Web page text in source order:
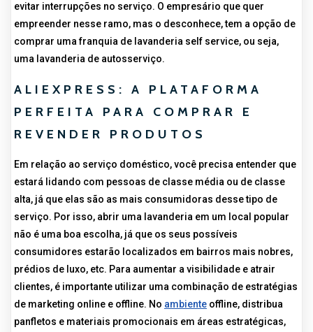
evitar interrupções no serviço. O empresário que quer
empreender nesse ramo, mas o desconhece, tem a opção de
comprar uma franquia de lavanderia self service, ou seja,
uma lavanderia de autosserviço.
ALIEXPRESS: A PLATAFORMA
PERFEITA PARA COMPRAR E
REVENDER PRODUTOS
Em relação ao serviço doméstico, você precisa entender que
estará lidando com pessoas de classe média ou de classe
alta, já que elas são as mais consumidoras desse tipo de
serviço. Por isso, abrir uma lavanderia em um local popular
não é uma boa escolha, já que os seus possíveis
consumidores estarão localizados em bairros mais nobres,
prédios de luxo, etc. Para aumentar a visibilidade e atrair
clientes, é importante utilizar uma combinação de estratégias
de marketing online e offline. No ambiente offline, distribua
panfletos e materiais promocionais em áreas estratégicas,